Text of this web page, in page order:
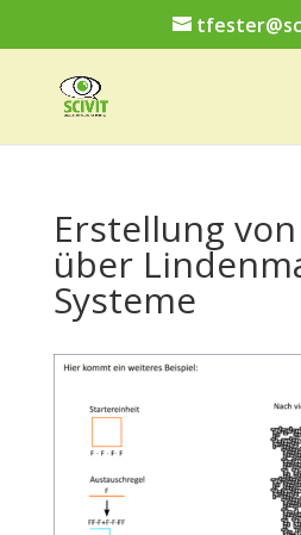
Erstellung
über
Systeme